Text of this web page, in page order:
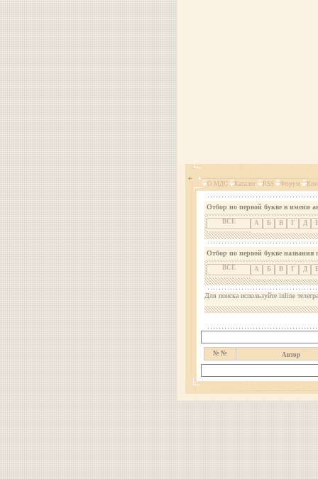
О МДС Каталог RSS Форум
Отбор по первой букве в имени
ВСЕ А Б В Г Д
Отбор по первой букве названия
ВСЕ А Б В Г Д
Для поиска используйте inline
№ № Автор